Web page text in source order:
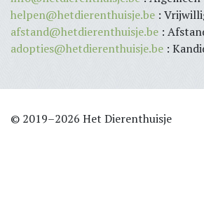
helpen@hetdierenthuisje.be :
afstand@hetdierenthuisje.be :
adopties@hetdierenthuisje.be :
© 2019–2026 Het Dierenthuisje